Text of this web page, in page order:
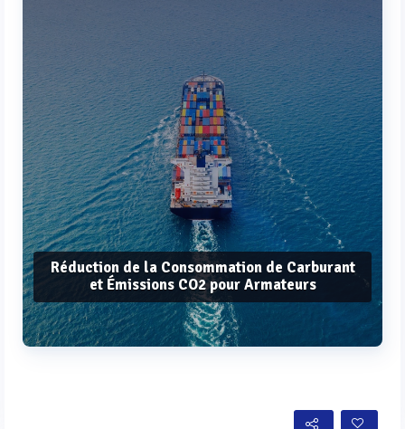
Réduction de la Consommation de Carburant
et Émissions CO2 pour Armateurs